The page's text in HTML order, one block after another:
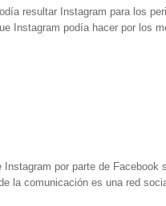
resultar Instagram para los
Instagram podía hacer por los
por parte de
la comunicación es una red